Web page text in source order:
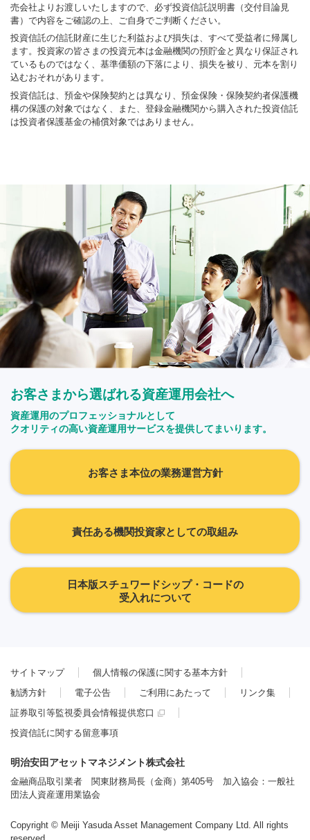
売会社よりお渡しいたしますので、必ず投資信託説明書（交付目論見
書）で内容をご確認の上、ご自身でご判断ください。
投資信託の信託財産に生じた利益および損失は、すべて受益者に帰属し
ます。投資家の皆さまの投資元本は金融機関の預貯金と異なり保証され
ているものではなく、基準価額の下落により、損失を被り、元本を割り
込むおそれがあります。
投資信託は、預金や保険契約とは異なり、預金保険・保険契約者保護機
構の保護の対象ではなく、また、登録金融機関から購入された投資信託
は投資者保護基金の補償対象ではありません。
お客さまから選ばれる資産運用会社へ
資産運用のプロフェッショナルとして
クオリティの高い資産運用サービスを提供してまいります。
お客さま本位の業務運営方針
責任ある機関投資家としての取組み
日本版スチュワードシップ・コードの
受入れについて
サイトマップ
個人情報の保護に関する基本方針
勧誘方針
電子公告 ご利用にあたって
リンク集
証券取引等監視委員会情報提供窓口
投資信託に関する留意事項
明治安田アセットマネジメント株式会社
金融商品取引業者 関東財務局長（金商）第405号 加入協会：一般社
団法人資産運用業協会
Copyright © Meiji Yasuda Asset Management Company Ltd. All rights